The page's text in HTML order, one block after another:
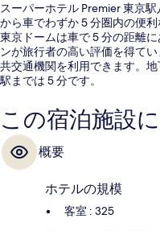
スーパーホテル Premier 東京
から車でわずか 5 分圏内の便
東京ドームは車で 5 分の距離
ンが旅行者の高い評価を得て
共交通機関を利用できます。
駅までは 5 分です。
この宿泊施設
概要
ホテルの規模
客室 : 325